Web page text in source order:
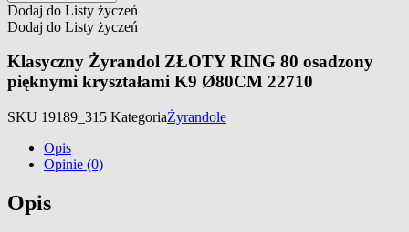
Dodaj do Listy życzeń
Dodaj do Listy życzeń
Klasyczny Żyrandol ZŁOTY RING 80 osadzony
pięknymi kryształami K9 Ø80CM 22710
SKU 19189_315 KategoriaŻyrandole
Opis
Opinie (0)
Opis